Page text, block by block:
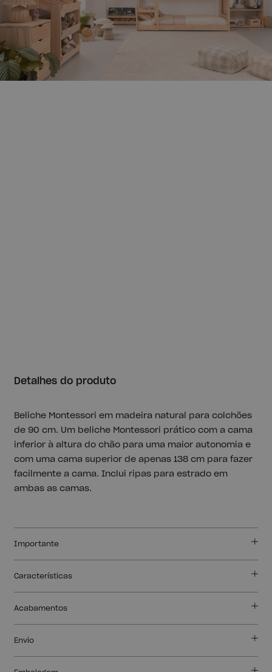
Detalhes do produto
Beliche Montessori em madeira natural para colchões
de 90 cm. Um beliche Montessori prático com a cama
inferior à altura do chão para uma maior autonomia e
com uma cama superior de apenas 138 cm para fazer
facilmente a cama. Inclui ripas para estrado em
ambas as camas.
Importante
Características
Acabamentos
Envio